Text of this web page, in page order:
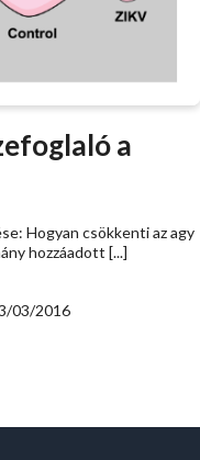
a
Hogyan csökkenti az agy
hozzáadott [...]
03/2016